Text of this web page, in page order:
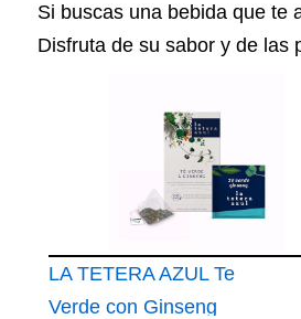
Si buscas una bebida que te
Disfruta de su sabor y de las
LA TETERA AZUL Te
Verde con Ginseng